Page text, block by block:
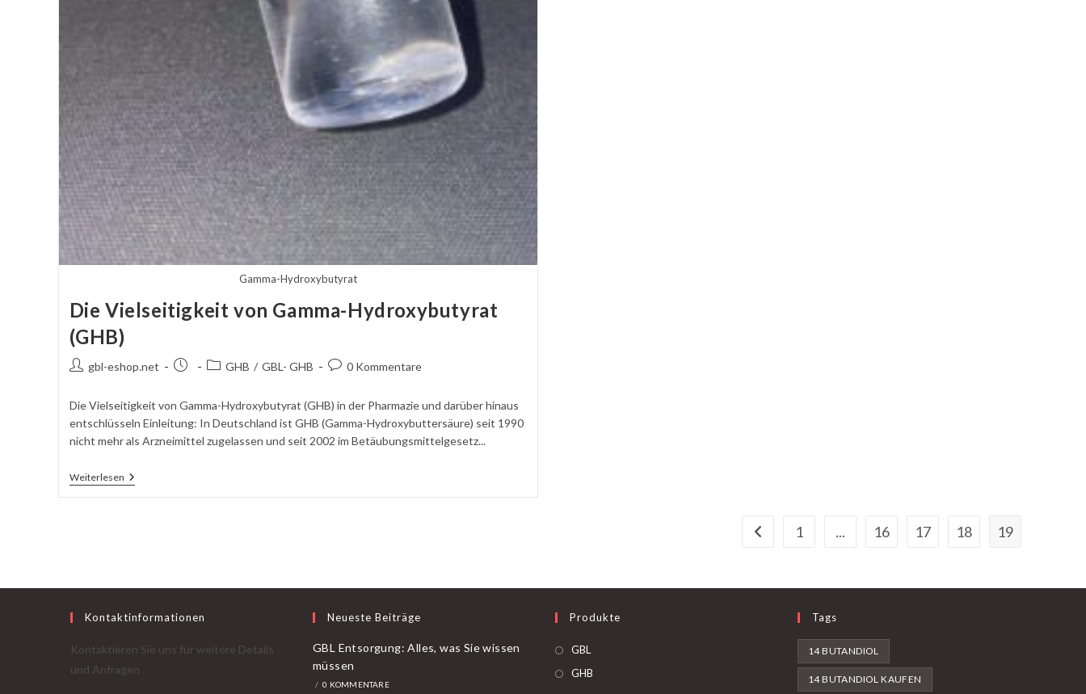
Gamma-Hydroxybutyrat
Die Vielseitigkeit von Gamma-Hydroxybutyrat
(GHB)
Autor
Beitrags:
gbl-eshop.net
BeitragBeitragskategorie:
GHB / GBL- GHB
Kommentare
0 Kommentare
Die Vielseitigkeit von Gamma-Hydroxybutyrat (GHB) in der Pharmazie und darüber hinaus
entschlüsseln Einleitung: In Deutschland ist GHB (Gamma-Hydroxybuttersäure) seit 1990
nicht mehr als Arzneimittel zugelassen und seit 2002 im Betäubungsmittelgesetz...
WeiterlesenDie
Vielseitigkeit
Zur vorherigen Seite gehen
1 ... 16 17 18 19
Kontaktinformationen
Kontaktieren Sie uns für weitere Details
und Anfragen
Neueste Beiträge
GBL Entsorgung: Alles, was Sie wissen
müssen
/ 0 KOMMENTARE
Produkte
GBL
in
GHB
Tags
14 BUTANDIOL
14 BUTANDIOL KAUFEN